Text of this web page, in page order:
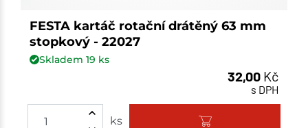
FESTA kartáč rotační drátěný 63 mm
stopkový - 22027
Skladem 19 ks
32,00 Kč
s DPH
ks